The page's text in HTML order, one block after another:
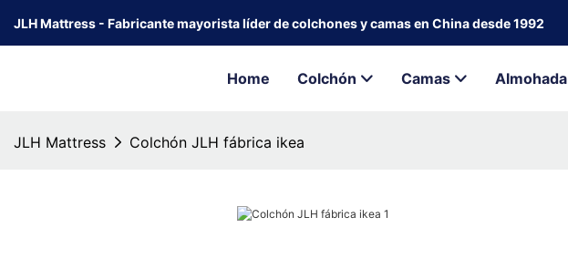
JLH Mattress - Fabricante mayorista líder de colchones y camas en China desde 1992
Home Colchón Camas Almohada
JLH Mattress Colchón JLH fábrica ikea